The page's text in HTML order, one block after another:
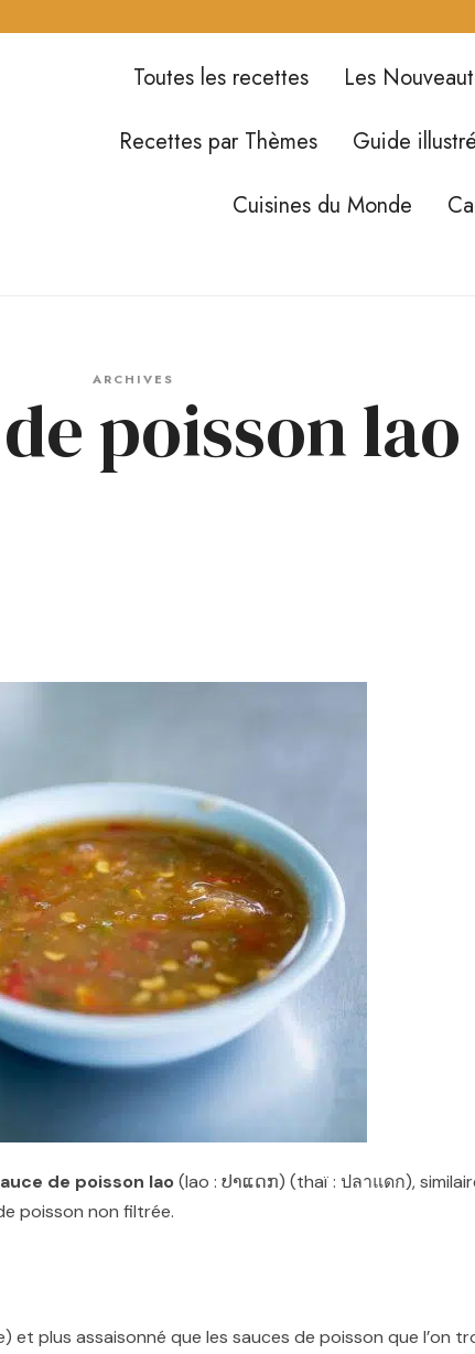
Toutes les recettes Les
Recettes par Thèmes
Guide
Cuisines du Monde
ARCHIVES
poisson lao
de poisson lao(lao : ປາແດກ) (thaï : ปลาแดก),
poisson non filtrée.
et plus assaisonné que les sauces de poisson que l’on